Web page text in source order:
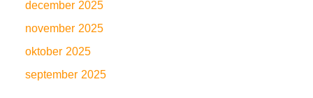
december 2025
november 2025
oktober 2025
september 2025